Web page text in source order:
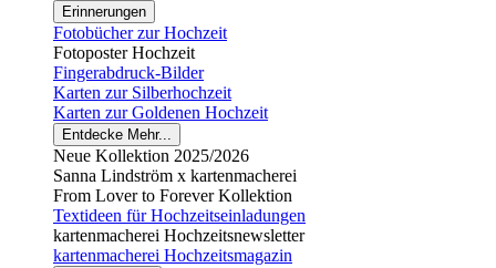
Erinnerungen
Fotobücher zur Hochzeit
Fotoposter Hochzeit
Fingerabdruck-Bilder
Karten zur Silberhochzeit
Karten zur Goldenen Hochzeit
Entdecke Mehr...
Neue Kollektion 2025/2026
Sanna Lindström x kartenmacherei
From Lover to Forever Kollektion
Textideen für Hochzeitseinladungen
kartenmacherei Hochzeitsnewsletter
kartenmacherei Hochzeitsmagazin